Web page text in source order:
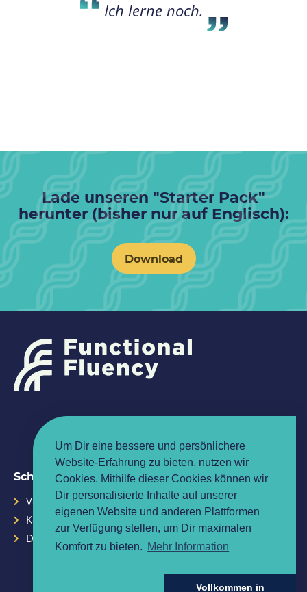
Um Dir eine bessere und persönlichere
Website-Erfahrung zu bieten, nutzen wir
Cookies. Mithilfe dieser Cookies können wir
Dir personalisierte Inhalte auf unserer
eigenen Website und anderen Plattformen
zur Verfügung stellen, um Dir maximalen
Komfort zu bieten. Mehr Information
Vollkommen in
Ich lerne noch.
Lade unseren "Starter Pack"
herunter (bisher nur auf Englisch):
Download
Schnelle Links
Veranstaltungskalender
Kontakt
Datenschutzerklärung
Geschäftsbedingungen
Memberships